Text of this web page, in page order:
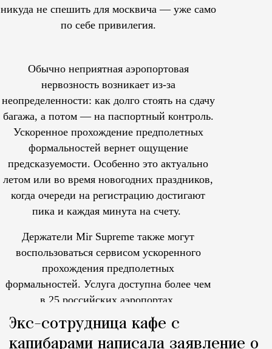
никуда не спешить для москвича — уже само
по себе привилегия.
Обычно неприятная аэропортовая
нервозность возникает из-за
неопределенности: как долго стоять на сдачу
багажа, а потом — на паспортный контроль.
Ускоренное прохождение предполетных
формальностей вернет ощущение
предсказуемости. Особенно это актуально
летом или во время новогодних праздников,
когда очереди на регистрацию достигают
пика и каждая минута на счету.
Держатели Mir Supreme также могут
воспользоваться сервисом ускоренного
прохождения предполетных
формальностей. Услуга доступна более чем
в 25 российских аэропортах.
Экс-сотрудница кафе с
капибарами написала заявление о